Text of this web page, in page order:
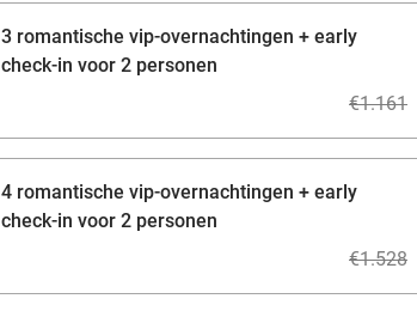
3 romantische vip-overnachtingen + early
check-in voor 2 personen
€1.161
4 romantische vip-overnachtingen + early
check-in voor 2 personen
€1.528